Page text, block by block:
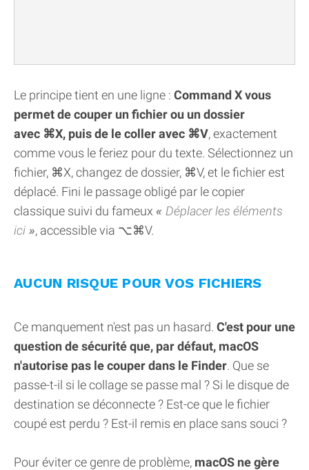
Le principe tient en une ligne : Command X vous
permet de couper un fichier ou un dossier
avec ⌘X, puis de le coller avec ⌘V, exactement
comme vous le feriez pour du texte. Sélectionnez un
fichier, ⌘X, changez de dossier, ⌘V, et le fichier est
déplacé. Fini le passage obligé par le copier
classique suivi du fameux
Déplacer les éléments
ici
, accessible via ⌥⌘V.
AUCUN RISQUE POUR VOS FICHIERS
Ce manquement n'est pas un hasard. C'est pour une
question de sécurité que, par défaut, macOS
n'autorise pas le couper dans le Finder. Que se
passe-t-il si le collage se passe mal ? Si le disque de
destination se déconnecte ? Est-ce que le fichier
coupé est perdu ? Est-il remis en place sans souci ?
Pour éviter ce genre de problème, macOS ne gère